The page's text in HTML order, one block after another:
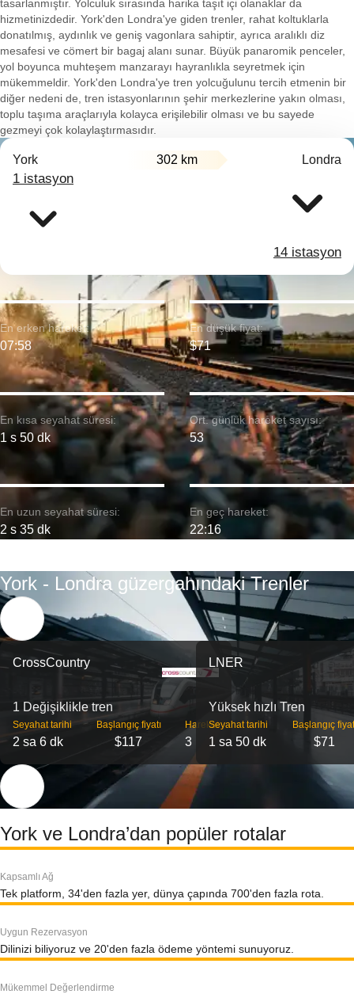
tasarlanmıştır. Yolculuk sırasında harika taşıt içi olanaklar da
hizmetinizdedir. York'den Londra'ye giden trenler, rahat koltuklarla
donatılmış, aydınlık ve geniş vagonlara sahiptir, ayrıca aralıklı diz
mesafesi ve cömert bir bagaj alanı sunar. Büyük panaromik penceler,
yol boyunca muhteşem manzarayı hayranlıkla seyretmek için
mükemmeldir. York'den Londra'ye tren yolcuğulunu tercih etmenin bir
diğer nedeni de, tren istasyonlarının şehir merkezlerine yakın olması,
toplu taşıma araçlarıyla kolayca erişilebilir olması ve bu sayede
gezmeyi çok kolaylaştırmasıdır.
York 302 km Londra
1 istasyon
14 istasyon
En kısa seyahat süresi:
1 s 50 dk
En erken hareket:
07:58
En uzun seyahat süresi:
2 s 35 dk
En düşük fiyat:
$71
Ort. günlük hareket sayısı:
53
En geç hareket:
22:16
York - Londra güzergahındaki Trenler
CrossCountry
1 Değişiklikle tren
Seyahat tarihi
2 sa 6 dk
Başlangıç ​​fiyatı
$117
Hareket
3
LNER
Yüksek hızlı Tren
Seyahat tarihi
1 sa 50 dk
Başlangıç
$71
York ve Londra’dan popüler rotalar
Kapsamlı Ağ
Tek platform, 34'den fazla yer, dünya çapında 700'den fazla rota.
Uygun Rezervasyon
Dilinizi biliyoruz ve 20'den fazla ödeme yöntemi sunuyoruz.
Mükemmel Değerlendirme